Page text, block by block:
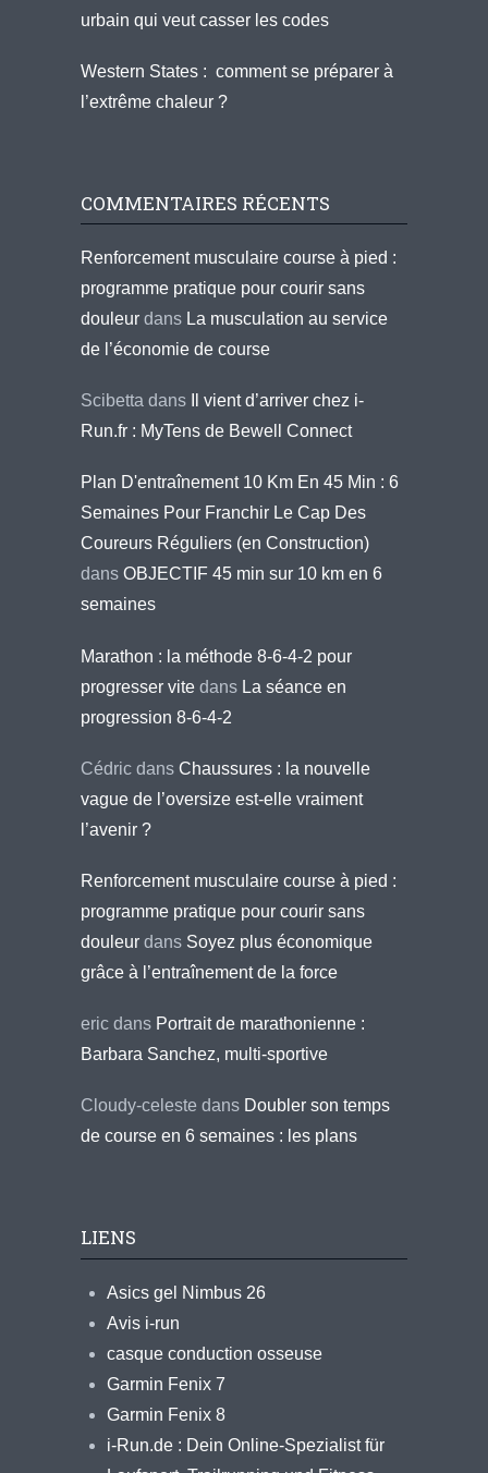
urbain qui veut casser les codes
Western States : comment se préparer à
l’extrême chaleur ?
COMMENTAIRES RÉCENTS
Renforcement musculaire course à pied :
programme pratique pour courir sans
douleur dans La musculation au service
de l’économie de course
Scibetta dans
Il vient d’arriver chez i-
Run.fr : MyTens de Bewell Connect
Plan D'entraînement 10 Km En 45 Min : 6
Semaines Pour Franchir Le Cap Des
Coureurs Réguliers (en Construction)
dans OBJECTIF 45 min sur 10 km en 6
semaines
Marathon : la méthode 8-6-4-2 pour
progresser vite dans La séance en
progression 8-6-4-2
Cédric dans Chaussures : la nouvelle
vague de l’oversize est-elle vraiment
l’avenir ?
Renforcement musculaire course à pied :
programme pratique pour courir sans
douleur dans Soyez plus économique
grâce à l’entraînement de la force
eric dans Portrait de marathonienne :
Barbara Sanchez, multi-sportive
Cloudy-celeste dans Doubler son temps
de course en 6 semaines : les plans
LIENS
Asics gel Nimbus 26
Avis i-run
casque conduction osseuse
Garmin Fenix 7
Garmin Fenix 8
i-Run.de : Dein Online-Spezialist für